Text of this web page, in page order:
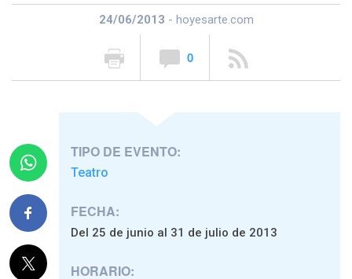
24/06/2013 - hoyesarte.com
0
TIPO DE EVENTO:
Teatro
FECHA:
Del 25 de junio al 31 de julio de 2013
HORARIO: